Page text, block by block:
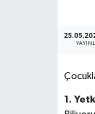
1.
Yüksek İstişare